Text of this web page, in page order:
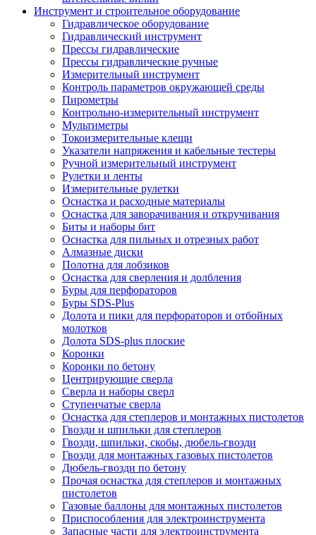
Инструмент и строительное оборудование
Гидравлическое оборудование
Гидравлический инструмент
Прессы гидравлические
Прессы гидравлические ручные
Измерительный инструмент
Контроль параметров окружающей среды
Пирометры
Контрольно-измерительный инструмент
Мультиметры
Токоизмерительные клещи
Указатели напряжения и кабельные тестеры
Ручной измерительный инструмент
Рулетки и ленты
Измерительные рулетки
Оснастка и расходные материалы
Оснастка для заворачивания и откручивания
Биты и наборы бит
Оснастка для пильных и отрезных работ
Алмазные диски
Полотна для лобзиков
Оснастка для сверления и долбления
Буры для перфораторов
Буры SDS-Plus
Долота и пики для перфораторов и отбойных
молотков
Долота SDS-plus плоские
Коронки
Коронки по бетону
Центрирующие сверла
Сверла и наборы сверл
Ступенчатые сверла
Оснастка для степлеров и монтажных пистолетов
Гвозди и шпильки для степлеров
Гвозди, шпильки, скобы, дюбель-гвозди
Гвозди для монтажных газовых пистолетов
Дюбель-гвозди по бетону
Прочая оснастка для степлеров и монтажных
пистолетов
Газовые баллоны для монтажных пистолетов
Приспособления для электроинструмента
Запасные части для электроинструмента